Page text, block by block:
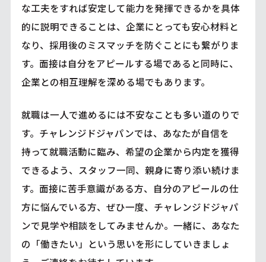
な工夫をすれば安定して能力を発揮できるかを具体
的に説明できることは、企業にとっても安心材料と
なり、採用後のミスマッチを防ぐことにも繋がりま
す。面接は自分をアピールする場であると同時に、
企業との相互理解を深める場でもあります。
就職は一人で進めるには不安なことも多い道のりで
す。チャレンジドジャパンでは、あなたが自信を
持って就職活動に臨み、希望の企業から内定を獲得
できるよう、スタッフ一同、親身に寄り添い続けま
す。面接に苦手意識がある方、自分のアピールの仕
方に悩んでいる方、ぜひ一度、チャレンジドジャパ
ンで見学や相談をしてみませんか。一緒に、あなた
の「働きたい」という思いを形にしていきましょ